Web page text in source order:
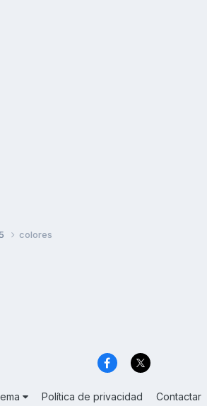
colores
Política de privacidad Contactar